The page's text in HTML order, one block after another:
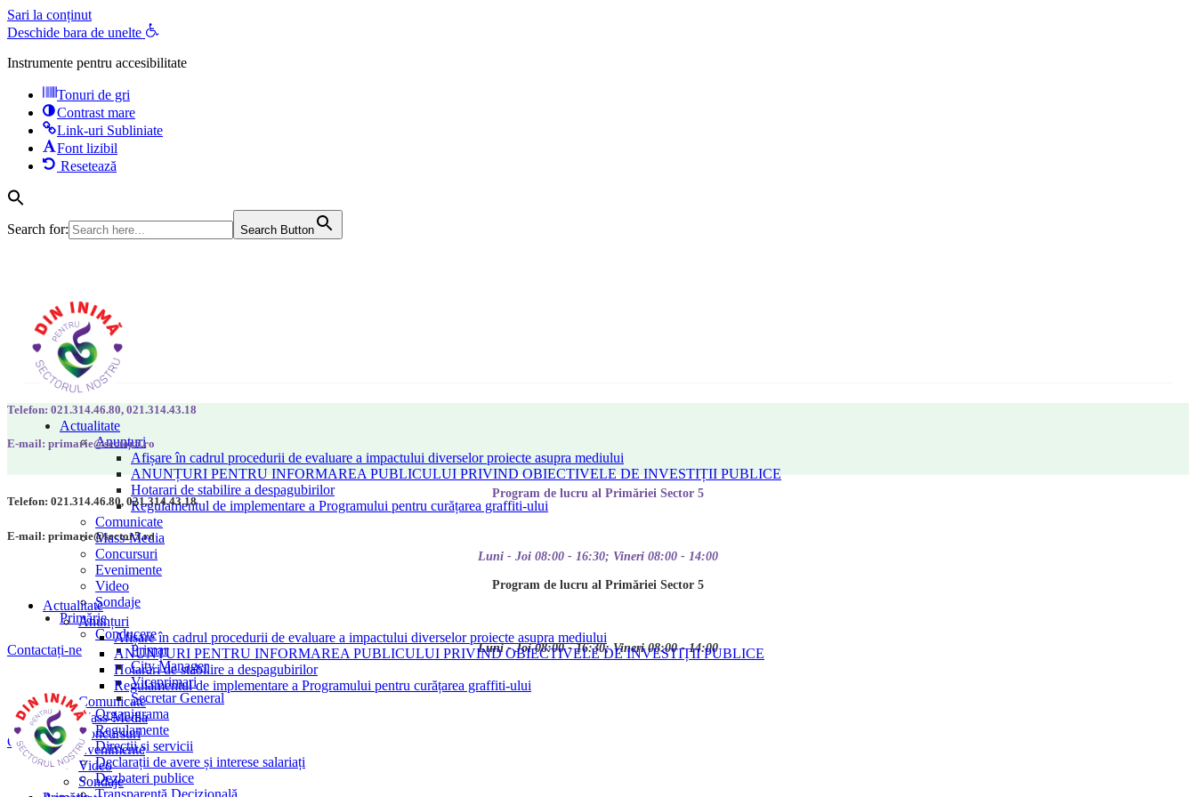
Sari la conținut
Deschide bara de unelte
Instrumente pentru accesibilitate
Tonuri de gri
Contrast mare
Link-uri Subliniate
Font lizibil
Resetează
Search for: Search Button
Actualitate
Anunțuri
Afișare în cadrul procedurii de evaluare a impactului diverselor proiecte asupra mediului
ANUNȚURI PENTRU INFORMAREA PUBLICULUI PRIVIND OBIECTIVELE DE INVESTIȚII PUBLICE
Hotarari de stabilire a despagubirilor
Regulamentul de implementare a Programului pentru curățarea graffiti-ului
Comunicate
Mass-Media
Concursuri
Evenimente
Video
Sondaje
Primărie
Conducere
Primar
City Manager
Viceprimari
Secretar General
Organigrama
Regulamente
Direcții și servicii
Declarații de avere și interese salariați
Dezbateri publice
Transparență Decizională
Telefon: 021.314.46.80, 021.314.43.18
E-mail: primarie@sector5.ro
Program de lucru al Primăriei Sector 5
Luni - Joi 08:00 - 16:30; Vineri 08:00 - 14:00
Contactați-ne
Telefon: 021.314.46.80, 021.314.43.18
E-mail: primarie@sector5.ro
Program de lucru al Primăriei Sector 5
Luni - Joi 08:00 - 16:30; Vineri 08:00 - 14:00
Contactați-ne
Actualitate
Anunțuri
Afișare în cadrul procedurii de evaluare a impactului diverselor proiecte asupra mediului
ANUNȚURI PENTRU INFORMAREA PUBLICULUI PRIVIND OBIECTIVELE DE INVESTIȚII PUBLICE
Hotarari de stabilire a despagubirilor
Regulamentul de implementare a Programului pentru curățarea graffiti-ului
Comunicate
Mass-Media
Concursuri
Evenimente
Video
Sondaje